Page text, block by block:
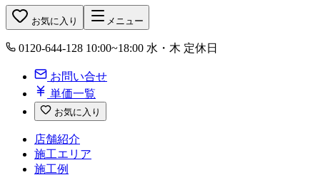
お気に入り メニュー
0120-644-128 10:00~18:00 水・木 定休日
お問い合せ
単価一覧
お気に入り
店舗紹介
施工エリア
施工例